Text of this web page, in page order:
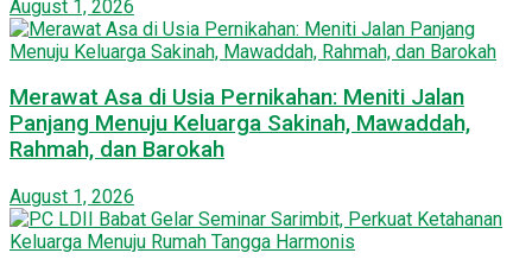
August 1, 2026
Merawat Asa di Usia Pernikahan: Meniti Jalan
Panjang Menuju Keluarga Sakinah, Mawaddah,
Rahmah, dan Barokah
August 1, 2026